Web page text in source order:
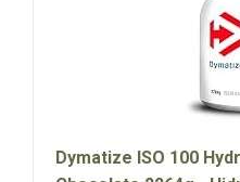
Dymatize ISO 100